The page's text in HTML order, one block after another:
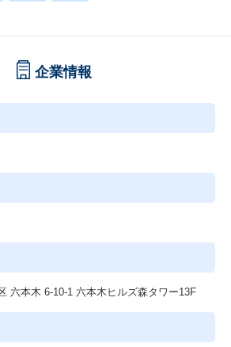
企業情報
六本木 6-10-1 六本木ヒルズ森タワー13F